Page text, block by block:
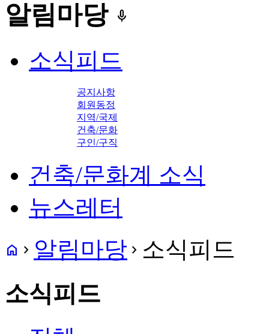
알림마당 keyboard_voice
소식피드
공지사항
회원동정
지역/국제
건축/문화
구인/구직
건축/문화계 소식
뉴스레터
home navigate_next 알림마당 navigate_next 소식피드
소식피드